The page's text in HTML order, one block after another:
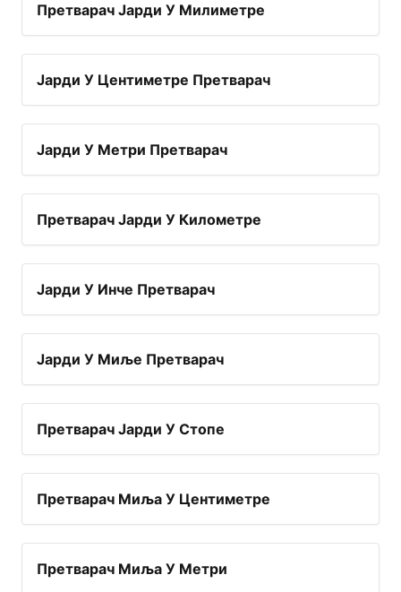
Претварач Јарди У Милиметре
Јарди У Центиметре Претварач
Јарди У Метри Претварач
Претварач Јарди У Километре
Јарди У Инче Претварач
Јарди У Миље Претварач
Претварач Јарди У Стопе
Претварач Миља У Центиметре
Претварач Миља У Метри